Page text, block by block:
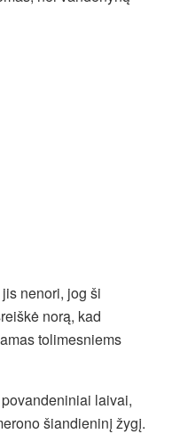
nenori, jog ši
norą, kad
tolimesniems
laivai,
šiandieninį žygį.